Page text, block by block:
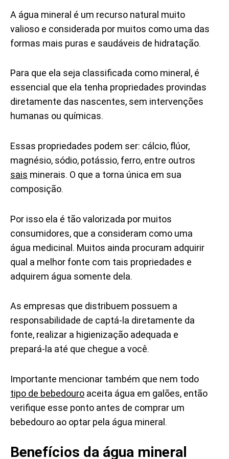
A água mineral é um recurso natural muito
valioso e considerada por muitos como uma das
formas mais puras e saudáveis de hidratação.
Para que ela seja classificada como mineral, é
essencial que ela tenha propriedades provindas
diretamente das nascentes, sem intervenções
humanas ou químicas.
Essas propriedades podem ser: cálcio, flúor,
magnésio, sódio, potássio, ferro, entre outros
sais minerais. O que a torna única em sua
composição.
Por isso ela é tão valorizada por muitos
consumidores, que a consideram como uma
água medicinal. Muitos ainda procuram adquirir
qual a melhor fonte com tais propriedades e
adquirem água somente dela.
As empresas que distribuem possuem a
responsabilidade de captá-la diretamente da
fonte, realizar a higienização adequada e
prepará-la até que chegue a você.
Importante mencionar também que nem todo
tipo de bebedouro aceita água em galões, então
verifique esse ponto antes de comprar um
bebedouro ao optar pela água mineral.
Benefícios da água mineral